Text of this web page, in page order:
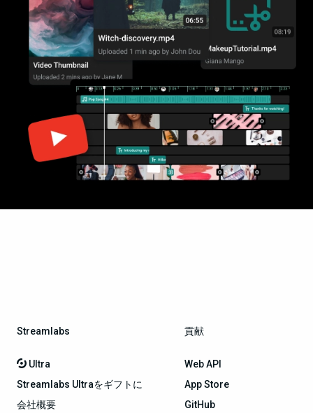
Streamlabs
Ultra
Streamlabs Ultraをギフトに
会社概要
貢献
Web API
App Store
GitHub